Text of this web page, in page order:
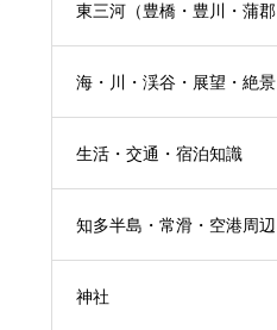
東三河（豊橋・豊川・蒲郡
海・川・渓谷・展望・絶景
生活・交通・宿泊知識
知多半島・常滑・空港周辺
神社